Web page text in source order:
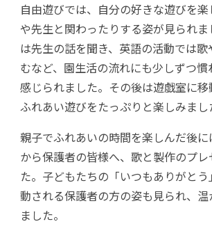
自由遊びでは、自分の好きな遊びを
や先生と関わったりする姿が見られ
は先生の話を聞き、英語の活動では歌
むなど、園生活の流れにも少しずつ
感じられました。その後は遊戯室に
ふれあい遊びをたっぷりと楽しみまし
親子でふれあいの時間を楽しんだ後
から保護者の皆様へ、歌と製作のプ
た。子どもたちの「いつもありがと
動される保護者の方の姿も見られ、温
ました。